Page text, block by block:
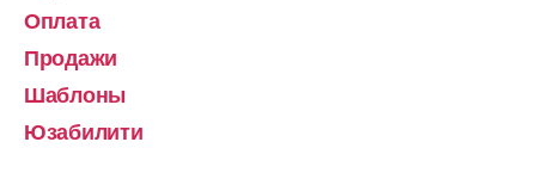
Оплата
Продажи
Шаблоны
Юзабилити